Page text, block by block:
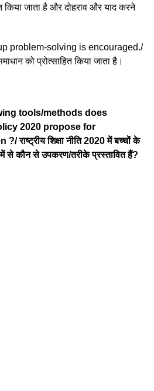
किया जाता है और दोहराव और याद करने
problem-solving is encouraged./
को प्रोत्साहित किया जाता है।
tools/methods does
2020 propose for
शिक्षा नीति 2020 में बच्चों के
से कौन से उपकरण/तरीके प्रस्तावित हैं?